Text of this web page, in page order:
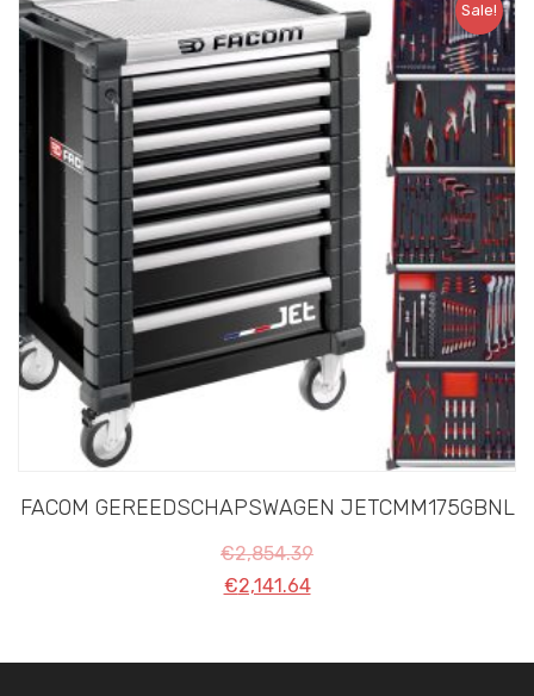
Sale!
FACOM GEREEDSCHAPSWAGEN JETCMM175GBNL
€2,854.39
€2,141.64